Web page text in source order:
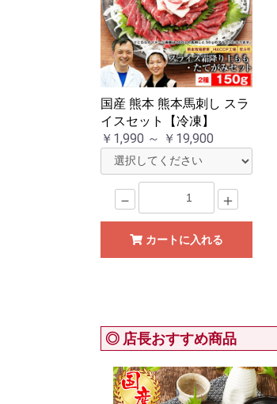
国産 熊本 熊本馬刺し スラ
イスセット【冷凍】
￥1,990 ～ ￥19,900
－ ＋
カートに入れる
◎ 店長おすすめ商品